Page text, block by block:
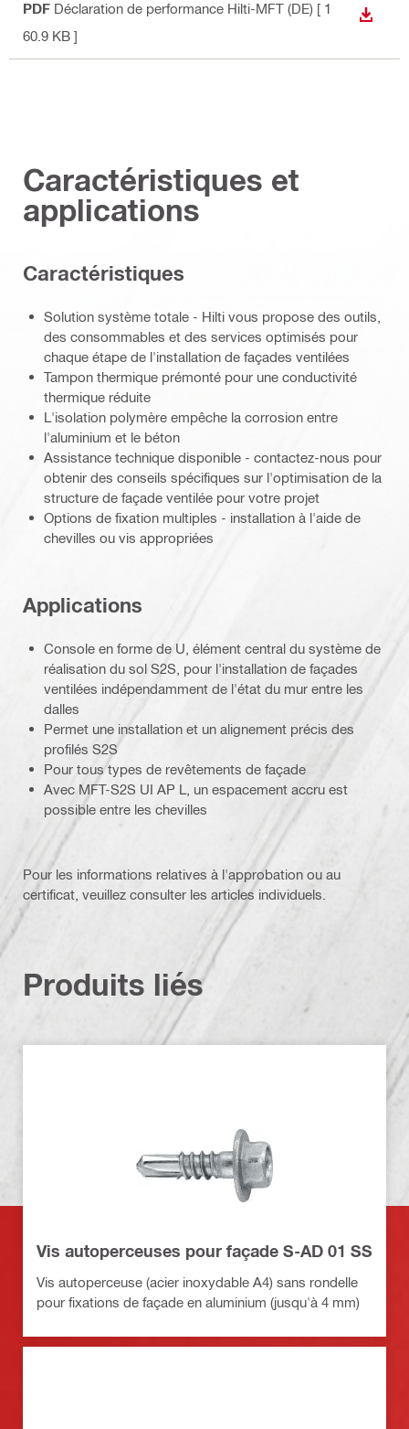
PDF Déclaration de performance Hilti-MFT (DE) [ 1
60.9 KB ]
Caractéristiques et
applications
Caractéristiques
Solution système totale - Hilti vous propose des outils,
des consommables et des services optimisés pour
chaque étape de l'installation de façades ventilées
Tampon thermique prémonté pour une conductivité
thermique réduite
L'isolation polymère empêche la corrosion entre
l'aluminium et le béton
Assistance technique disponible - contactez-nous pour
obtenir des conseils spécifiques sur l'optimisation de la
structure de façade ventilée pour votre projet
Options de fixation multiples - installation à l'aide de
chevilles ou vis appropriées
Applications
Console en forme de U, élément central du système de
réalisation du sol S2S, pour l'installation de façades
ventilées indépendamment de l'état du mur entre les
dalles
Permet une installation et un alignement précis des
profilés S2S
Pour tous types de revêtements de façade
Avec MFT-S2S UI AP L, un espacement accru est
possible entre les chevilles
Pour les informations relatives à l'approbation ou au
certificat, veuillez consulter les articles individuels.
Produits liés
Vis autoperceuses pour façade S-AD 01 SS
Vis autoperceuse (acier inoxydable A4) sans rondelle
pour fixations de façade en aluminium (jusqu'à 4 mm)